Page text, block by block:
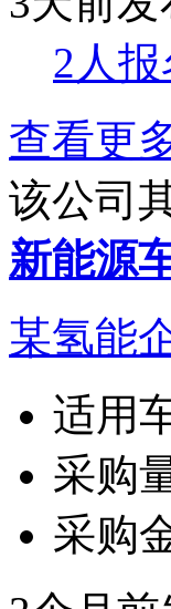
2人报
查看更
该公司
新能源
某氢能
适用
采购
采购